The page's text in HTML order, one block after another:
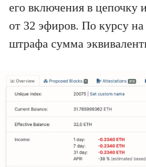
его включения в цепочку и
от 32 эфиров. По курсу
штрафа сумма